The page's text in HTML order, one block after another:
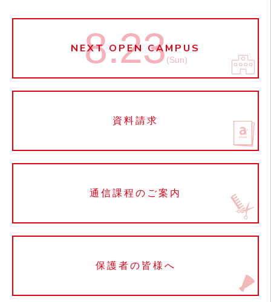
NEXT OPEN CAMPUS
8.23(Sun)
資料請求
通信課程のご案内
保護者の皆様へ